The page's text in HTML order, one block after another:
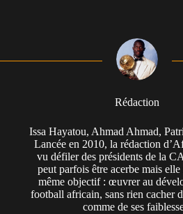
Rédaction
Issa Hayatou, Ahmad Ahmad,
Lancée en 2010, la rédaction
vu défiler des présidents de la
peut parfois être acerbe mais
même objectif : œuvrer au
football africain, sans rien cacher
comme de ses